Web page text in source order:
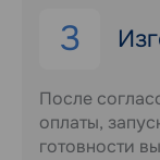
3
После
оплаты,
готовности